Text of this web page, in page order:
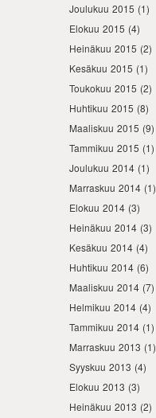
Joulukuu 2015 (1)
Elokuu 2015 (4)
Heinäkuu 2015 (2)
Kesäkuu 2015 (1)
Toukokuu 2015 (2)
Huhtikuu 2015 (8)
Maaliskuu 2015 (9)
Tammikuu 2015 (1)
Joulukuu 2014 (1)
Marraskuu 2014 (1)
Elokuu 2014 (3)
Heinäkuu 2014 (3)
Kesäkuu 2014 (4)
Huhtikuu 2014 (6)
Maaliskuu 2014 (7)
Helmikuu 2014 (4)
Tammikuu 2014 (1)
Marraskuu 2013 (1)
Syyskuu 2013 (4)
Elokuu 2013 (3)
Heinäkuu 2013 (2)